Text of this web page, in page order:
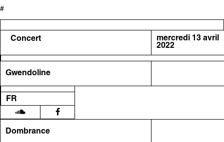
#
Concert
mercredi 13 avril
2022
Gwendoline
FR
Dombrance